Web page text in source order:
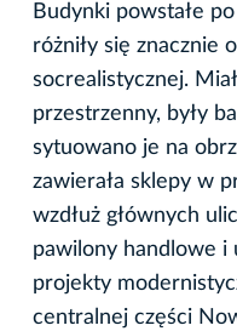
Budynki powstałe
różniły się znacznie
socrealistycznej.
przestrzenny, były
sytuowano je na
zawierała sklepy w
wzdłuż głównych
pawilony handlowe i
projekty
centralnej części